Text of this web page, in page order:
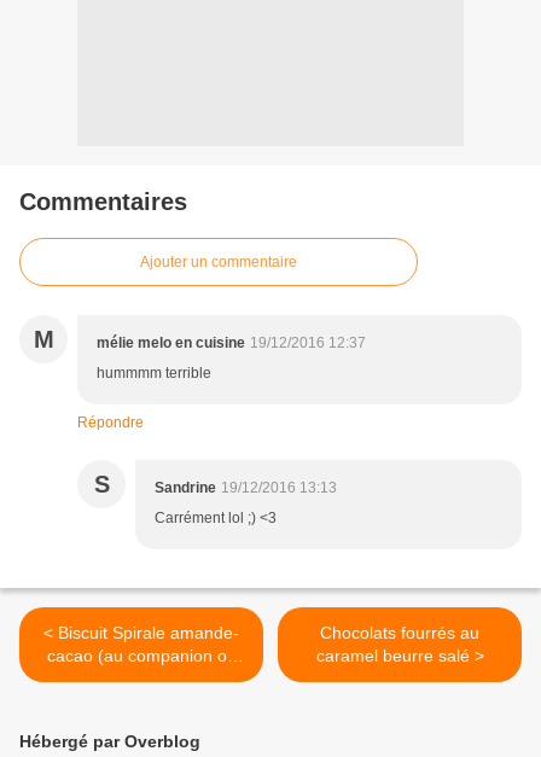
Commentaires
Ajouter un commentaire
M mélie melo en cuisine 19/12/2016 12:37
hummmm terrible
Répondre
S Sandrine 19/12/2016 13:13
Carrément lol ;) <3
< Biscuit Spirale amande-
cacao (au companion ou
autres robots)
Chocolats fourrés au
caramel beurre salé >
Hébergé par Overblog